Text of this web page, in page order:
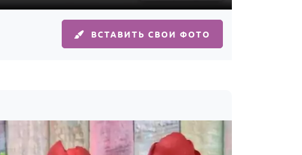
ВСТАВИТЬ СВОИ ФОТО